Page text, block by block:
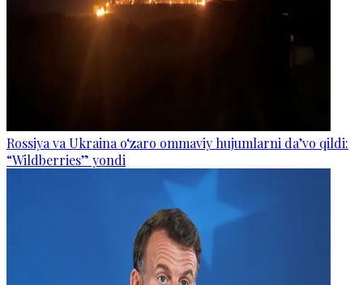
Rossiya va Ukraina o‘zaro ommaviy hujumlarni da’vo qildi:
“Wildberries” yondi